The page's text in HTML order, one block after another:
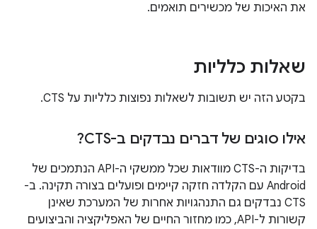
את האיכות של מכשירים תואמים.
שאלות כלליות
בקטע הזה יש תשובות לשאלות נפוצות כלליות על CTS.
אילו סוגים של דברים נבדקים ב-CTS?
בדיקות ה-CTS מוודאות שכל ממשקי ה-API הנתמכים של
Android עם הקלדה חזקה קיימים ופועלים בצורה תקינה. ב-
CTS נבדקים גם התנהגויות אחרות של המערכת שאינן
קשורות ל-API, כמו מחזור החיים של האפליקציה והביצועים